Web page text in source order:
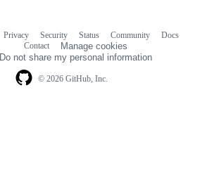
© 2026 GitHub, Inc.
Privacy Security Status Community
Docs
Contact
Manage cookies
Do not share my personal information